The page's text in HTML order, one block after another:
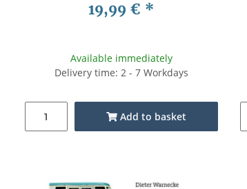
19,99 € *
Available immediately
Delivery time: 2 - 7 Workdays
Add to basket